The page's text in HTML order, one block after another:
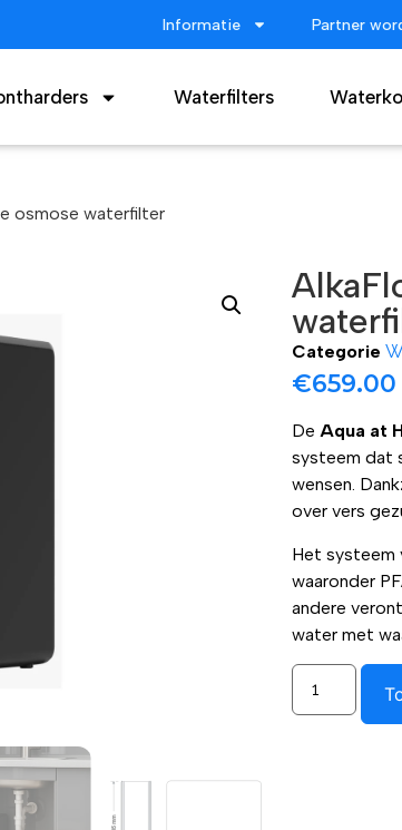
Informatie Partner
Waterfilters
osmose waterfilter
Categorie
€659.00
De Aqua at
systeem dat
wensen.
over vers
Het
waaronder
andere
water met